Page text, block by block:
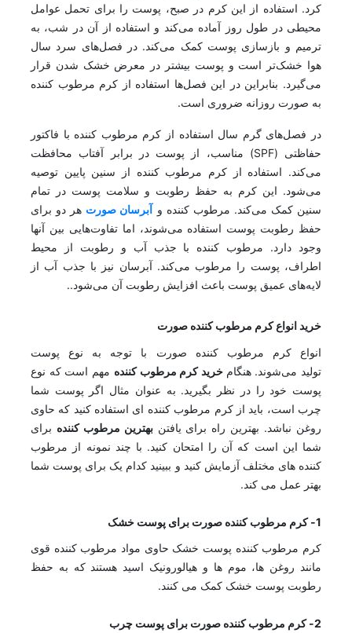
کرد. استفاده از این کرم در صبح، پوست را برای تحمل عوامل
محیطی در طول روز آماده می‌کند و استفاده از آن در شب، به
ترمیم و بازسازی پوست کمک می‌کند. در فصل‌های سرد سال
هوا خشک‌تر است و پوست بیشتر در معرض خشک شدن قرار
می‌گیرد. بنابراین در این فصل‌ها استفاده از کرم مرطوب کننده
به صورت روزانه ضروری است.
در فصل‌های گرم سال استفاده از کرم مرطوب کننده با فاکتور
حفاظتی (SPF) مناسب، از پوست در برابر آفتاب محافظت
می‌کند. استفاده از کرم مرطوب کننده از سنین پایین توصیه
می‌شود. این کرم به حفظ رطوبت و سلامت پوست در تمام
سنین کمک می‌کند. مرطوب کننده و آبرسان صورت هر دو برای
حفظ رطوبت پوست استفاده می‌شوند، اما تفاوت‌هایی بین آنها
وجود دارد. مرطوب کننده با جذب آب و رطوبت از محیط
اطراف، پوست را مرطوب می‌کند. آبرسان نیز با جذب آب از
لایه‌های عمیق پوست باعث افزایش رطوبت آن می‌شود..
خرید انواع کرم مرطوب کننده صورت
انواع کرم مرطوب کننده صورت با توجه به نوع پوست
تولید می‌شوند. هنگامخرید کرم مرطوب کنندهمهم است که نوع
پوست خود را در نظر بگیرید. به عنوان مثال اگر پوست شما
چرب است، باید از کرم مرطوب کننده ای استفاده کنید که حاوی
روغن نباشد. بهترین راه برای یافتنبهترین مرطوب کنندهبرای
شما این است که آن را امتحان کنید. با چند نمونه از مرطوب
کننده های مختلف آزمایش کنید و ببینید کدام یک برای پوست شما
بهتر عمل می کند.
کرم مرطوب کننده پوست خشک حاوی مواد مرطوب کننده قوی
مانند روغن ها، موم ها و هیالورونیک اسید هستند که به حفظ
رطوبت پوست خشک کمک می کنند.